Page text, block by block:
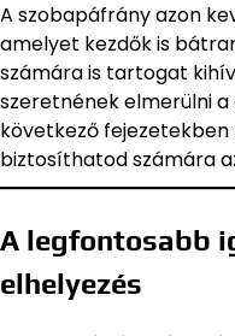
A szobapáfrány azon
amelyet kezdők is
számára is tartogat
szeretnének elmerülni
következő
biztosíthatod számára
A legfontosabb
elhelyezés